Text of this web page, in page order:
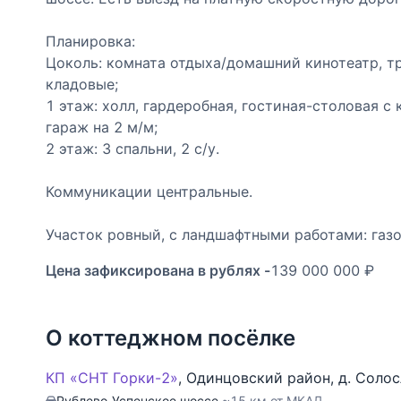
Планировка:
Цоколь: комната отдыха/домашний кинотеатр,
кладовые;
1 этаж: холл, гардеробная, гостиная-столовая
гараж на 2 м/м;
2 этаж: 3 спальни, 2 с/у.
Коммуникации центральные.
Участок ровный, с ландшафтными работами:
Цена зафиксирована в рублях -139 000 000 ₽
О коттеджном посёлке
КП «СНТ Горки-2», Одинцовский район, д.